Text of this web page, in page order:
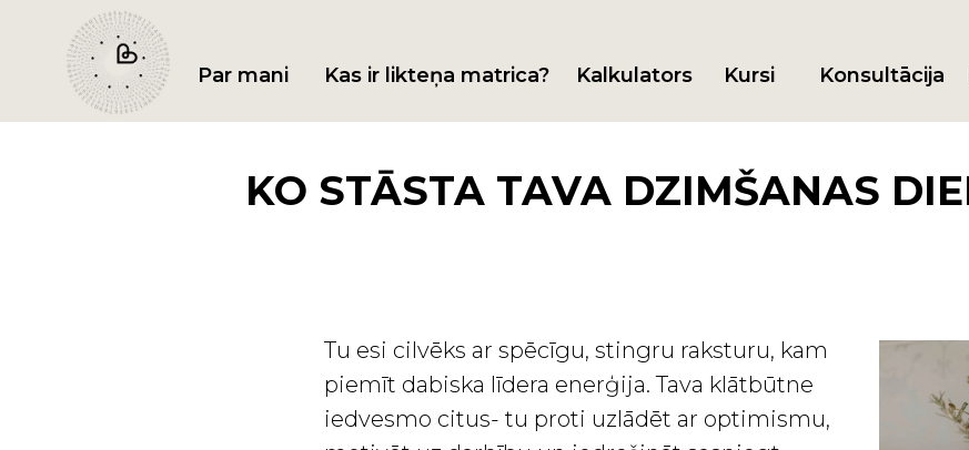
Par mani Kas ir likteņa matrica? Kalkulators Konsultācija
Kursi
KO STĀSTA TAVA DZIMŠANAS
Tu esi cilvēks ar spēcīgu, stingru raksturu, kam
piemīt dabiska līdera enerģija. Tava klātbūtne
iedvesmo citus- tu proti uzlādēt ar optimismu,